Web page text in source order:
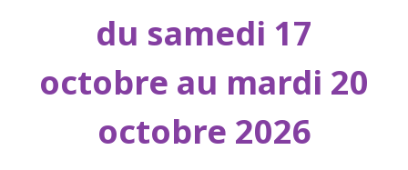
du samedi 17
octobre au mardi 20
octobre 2026